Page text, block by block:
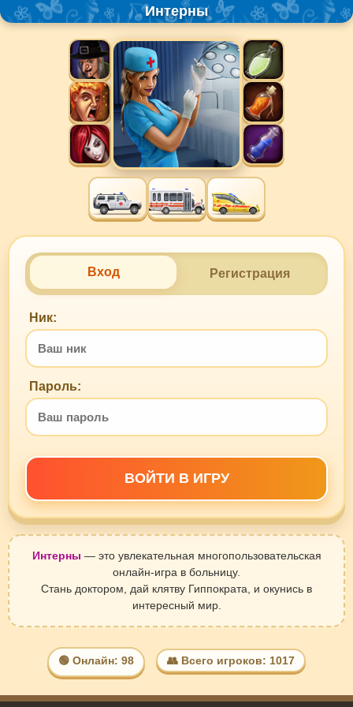
Интерны
Вход Регистрация
Ник:
Пароль:
ВОЙТИ В ИГРУ
Интерны — это увлекательная многопользовательская
онлайн-игра в больницу.
Стань доктором, дай клятву Гиппократа, и окунись в
интересный мир.
🟢 Онлайн: 98 👥 Всего игроков: 1017